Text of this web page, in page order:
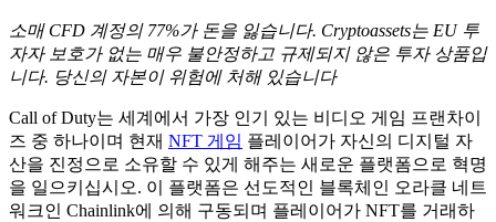
소매 CFD 계정의 77%가 돈을 잃습니다. Cryptoassets는 EU 투
자자 보호가 없는 매우 불안정하고 규제되지 않은 투자 상품입
니다. 당신의 자본이 위험에 처해 있습니다
Call of Duty는 세계에서 가장 인기 있는 비디오 게임 프랜차이
즈 중 하나이며 현재 NFT 게임 플레이어가 자신의 디지털 자
산을 진정으로 소유할 수 있게 해주는 새로운 플랫폼으로 혁명
을 일으키십시오. 이 플랫폼은 선도적인 블록체인 오라클 네트
워크인 Chainlink에 의해 구동되며 플레이어가 NFT를 거래하